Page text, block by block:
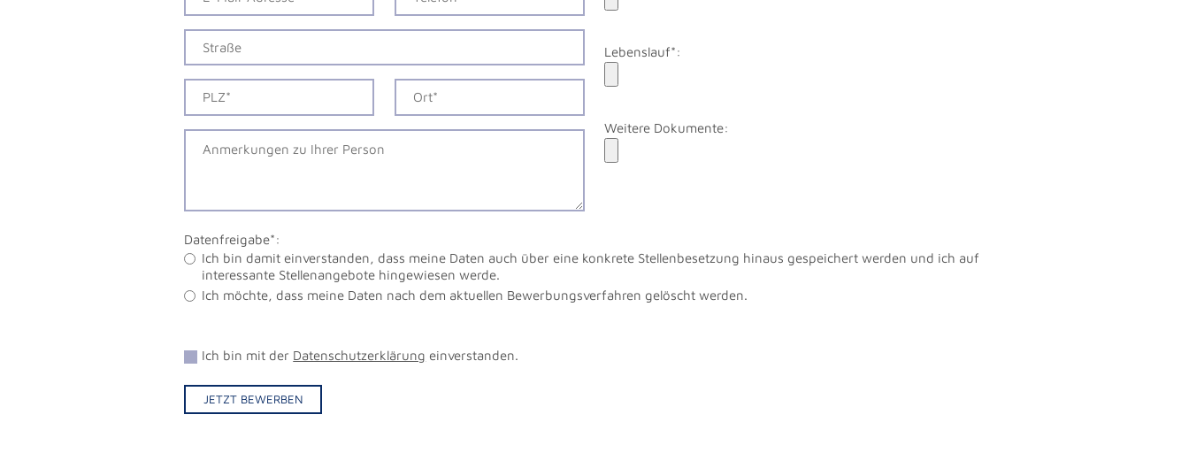
Lebenslauf*:
Weitere Dokumente:
Datenfreigabe*:
Ich bin damit einverstanden, dass meine Daten auch über eine konkrete Stellenbesetzung hinaus gespeichert werden und ich auf
interessante Stellenangebote hingewiesen werde.
Ich möchte, dass meine Daten nach dem aktuellen Bewerbungsverfahren gelöscht werden.
Ich bin mit der Datenschutzerklärung einverstanden.
JETZT BEWERBEN